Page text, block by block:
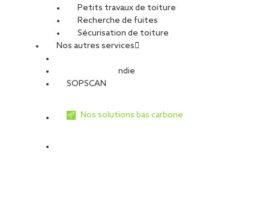
Petits travaux de toiture
Recherche de fuites
Sécurisation de toiture
Nos autres services
Sécurité Incendie
SOPSCAN
Nos solutions bas carbone